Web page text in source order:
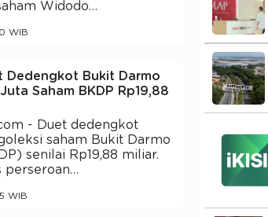
Widodo…
WIB
Dedengkot Bukit Darmo
Saham BKDP Rp19,88
- Duet dedengkot
saham Bukit Darmo
senilai Rp19,88 miliar.
perseroan…
WIB